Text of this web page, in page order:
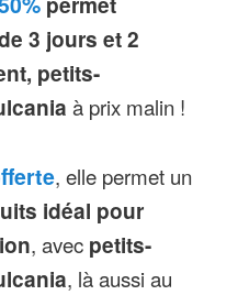
3 jours et 2
petits-
à prix malin !
, elle permet un
idéal pour
, avec petits-
, là aussi au